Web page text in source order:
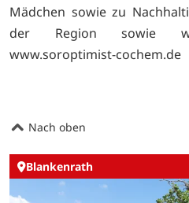
Mädchen sowie zu
der Region sowie
www.soroptimist-cochem.de
Nach oben
Blankenrath